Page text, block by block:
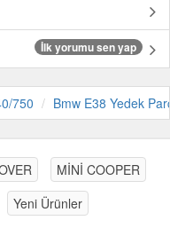
İlk yorumu sen yap
750 Bmw E38 Yedek
MİNİ COOPER
Yeni Ürünler